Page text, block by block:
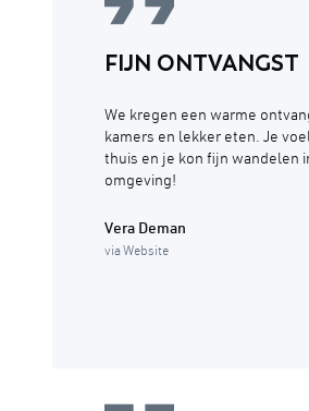
FIJN ONTVANGST
We kregen een warme
kamers en lekker eten. Je
thuis en je kon fijn wandelen
omgeving!
Vera Deman
via Website